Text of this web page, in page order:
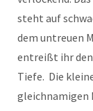
steht auf
dem untreuen
entreißt ihr den
Tiefe. Die
gleichnamigen